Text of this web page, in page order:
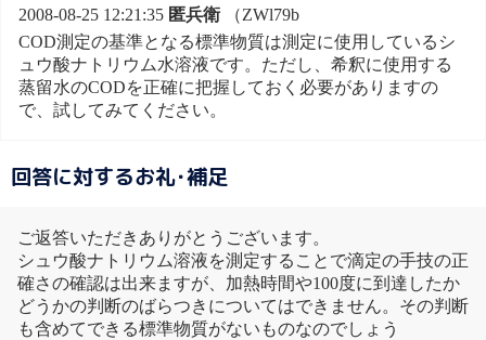
2008-08-25 12:21:35 匿兵衛 （ZWl79b
COD測定の基準となる標準物質は測定に使用しているシ
ュウ酸ナトリウム水溶液です。ただし、希釈に使用する
蒸留水のCODを正確に把握しておく必要がありますの
で、試してみてください。
回答に対するお礼･補足
ご返答いただきありがとうございます。
シュウ酸ナトリウム溶液を測定することで滴定の手技の正
確さの確認は出来ますが、加熱時間や100度に到達したか
どうかの判断のばらつきについてはできません。その判断
も含めてできる標準物質がないものなのでしょう